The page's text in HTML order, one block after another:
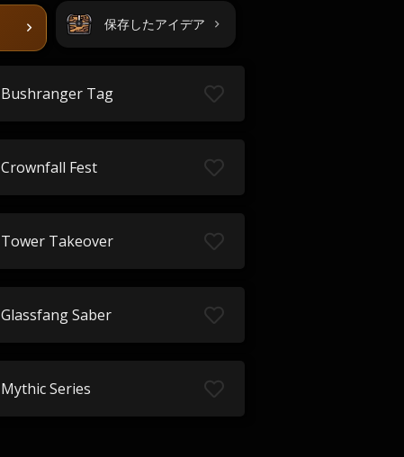
保存したアイデア
Bushranger Tag
Crownfall Fest
Tower Takeover
Glassfang Saber
Mythic Series